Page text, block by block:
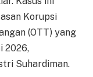
Korupsi
(OTT) yang
2026,
Suhardiman.